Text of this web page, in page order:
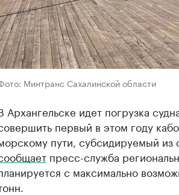
Минтранс Сахалинской области
Архангельске идет погрузка
первый в этом году
пути, субсидируемый из
пресс-служба
с максимально